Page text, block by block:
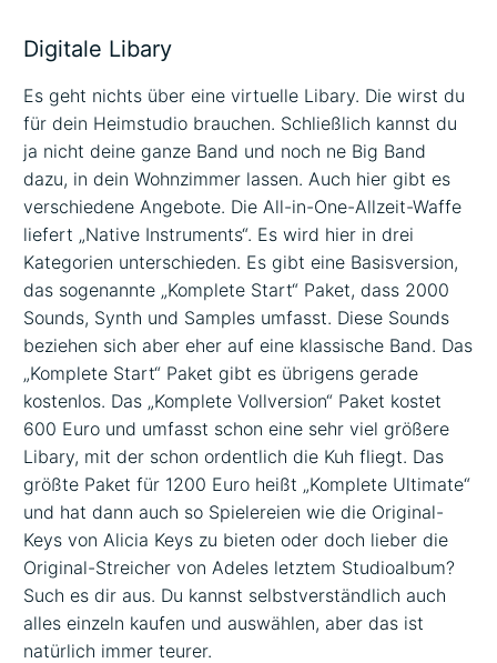
Digitale Libary
Es geht nichts über eine virtuelle Libary. Die wirst du
für dein Heimstudio brauchen. Schließlich kannst du
ja nicht deine ganze Band und noch ne Big Band
dazu, in dein Wohnzimmer lassen. Auch hier gibt es
verschiedene Angebote. Die All-in-One-Allzeit-Waffe
liefert „Native Instruments“. Es wird hier in drei
Kategorien unterschieden. Es gibt eine Basisversion,
das sogenannte „Komplete Start“ Paket, dass 2000
Sounds, Synth und Samples umfasst. Diese Sounds
beziehen sich aber eher auf eine klassische Band. Das
„Komplete Start“ Paket gibt es übrigens gerade
kostenlos. Das „Komplete Vollversion“ Paket kostet
600 Euro und umfasst schon eine sehr viel größere
Libary, mit der schon ordentlich die Kuh fliegt. Das
größte Paket für 1200 Euro heißt „Komplete Ultimate“
und hat dann auch so Spielereien wie die Original-
Keys von Alicia Keys zu bieten oder doch lieber die
Original-Streicher von Adeles letztem Studioalbum?
Such es dir aus. Du kannst selbstverständlich auch
alles einzeln kaufen und auswählen, aber das ist
natürlich immer teurer.